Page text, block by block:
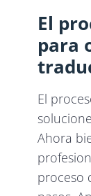
El
para
El
Ahora
proceso